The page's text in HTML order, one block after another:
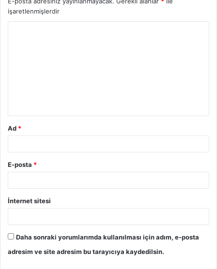
işaretlenmişlerdir
Ad *
E-posta *
İnternet sitesi
Daha sonraki yorumlarımda kullanılması için adım, e-posta
adresim ve site adresim bu tarayıcıya kaydedilsin.